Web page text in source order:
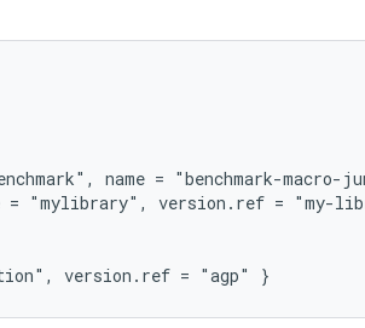
name = "benchmark-
= "mylibrary", version.ref = "my-